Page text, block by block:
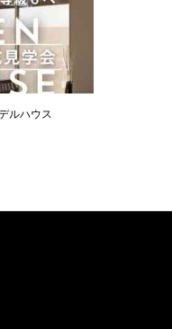
ルハウス